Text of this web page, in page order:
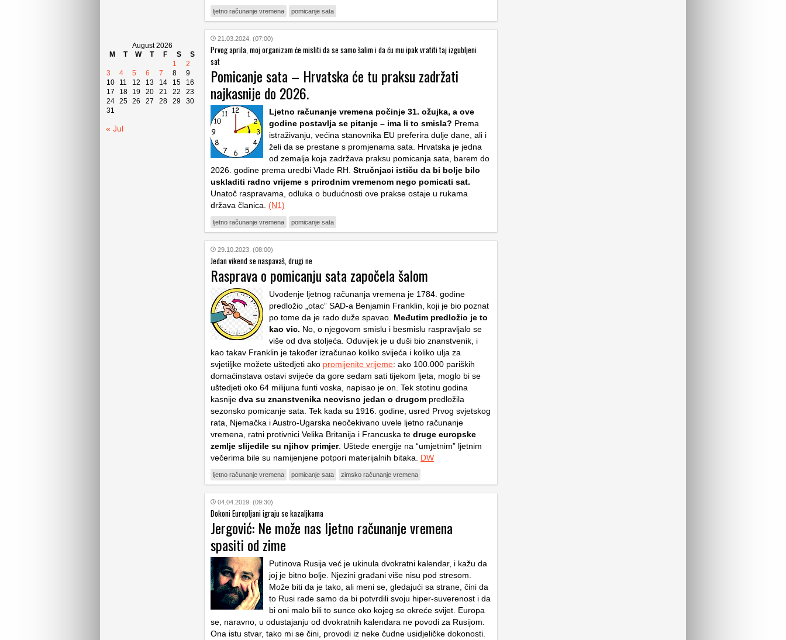
August 2026
M
T W T F S
S
1
2
3
4 5 6 7 8
9
10
11 12 13 14 15
16
17
18 19 20 21 22
23
24 25 26 27 28 29
30
31
« Jul
ljetno računanje vremena pomicanje sata
21.03.2024. (07:00)
Prvog aprila, moj organizam će misliti da se samo šalim i da ću mu ipak vratiti taj izgubljeni
sat
Pomicanje sata – Hrvatska će tu praksu zadržati
najkasnije do 2026.
Ljetno računanje vremena počinje 31. ožujka, a ove
godine postavlja se pitanje – ima li to smisla? Prema
istraživanju, većina stanovnika EU preferira dulje dane, ali i
želi da se prestane s promjenama sata. Hrvatska je jedna
od zemalja koja zadržava praksu pomicanja sata, barem do
2026. godine prema uredbi Vlade RH. Stručnjaci ističu da bi bolje bilo
uskladiti radno vrijeme s prirodnim vremenom nego pomicati sat.
Unatoč raspravama, odluka o budućnosti ove prakse ostaje u rukama
država članica. (N1)
ljetno računanje vremena pomicanje sata
29.10.2023. (08:00)
Jedan vikend se naspavaš, drugi ne
Rasprava o pomicanju sata započela šalom
Uvođenje ljetnog računanja vremena je 1784. godine
predložio „otac” SAD-a Benjamin Franklin, koji je bio poznat
po tome da je rado duže spavao. Međutim predložio je to
kao vic. No, o njegovom smislu i besmislu raspravljalo se
više od dva stoljeća. Oduvijek je u duši bio znanstvenik, i
kao takav Franklin je također izračunao koliko svijeća i koliko ulja za
svjetiljke možete uštedjeti ako promijenite vrijeme: ako 100.000 pariških
domaćinstava ostavi svijeće da gore sedam sati tijekom ljeta, moglo bi se
uštedjeti oko 64 milijuna funti voska, napisao je on. Tek stotinu godina
kasnije dva su znanstvenika neovisno jedan o drugom predložila
sezonsko pomicanje sata. Tek kada su 1916. godine, usred Prvog svjetskog
rata, Njemačka i Austro-Ugarska neočekivano uvele ljetno računanje
vremena, ratni protivnici Velika Britanija i Francuska te druge europske
zemlje slijedile su njihov primjer. Uštede energije na “umjetnim” ljetnim
večerima bile su namijenjene potpori materijalnih bitaka. DW
ljetno računanje vremena pomicanje sata zimsko računanje vremena
04.04.2019. (09:30)
Dokoni Europljani igraju se kazaljkama
Jergović: Ne može nas ljetno računanje vremena
spasiti od zime
Putinova Rusija već je ukinula dvokratni kalendar, i kažu da
joj je bitno bolje. Njezini građani više nisu pod stresom.
Može biti da je tako, ali meni se, gledajući sa strane, čini da
to Rusi rade samo da bi potvrdili svoju hiper-suverenost i da
bi oni malo bili to sunce oko kojeg se okreće svijet. Europa
se, naravno, u odustajanju od dvokratnih kalendara ne povodi za Rusijom.
Ona istu stvar, tako mi se čini, provodi iz neke čudne usidjeličke dokonosti.